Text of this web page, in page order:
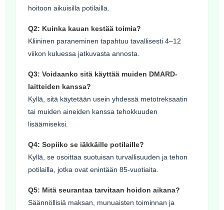
hoitoon aikuisilla potilailla.
Q2: Kuinka kauan kestää toimia?
Kliininen paraneminen tapahtuu tavallisesti 4–12
viikon kuluessa jatkuvasta annosta.
Q3: Voidaanko sitä käyttää muiden DMARD-
laitteiden kanssa?
Kyllä, sitä käytetään usein yhdessä metotreksaatin
tai muiden aineiden kanssa tehokkuuden
lisäämiseksi.
Q4: Sopiiko se iäkkäille potilaille?
Kyllä, se osoittaa suotuisan turvallisuuden ja tehon
potilailla, jotka ovat enintään 85-vuotiaita.
Q5: Mitä seurantaa tarvitaan hoidon aikana?
Säännöllisiä maksan, munuaisten toiminnan ja